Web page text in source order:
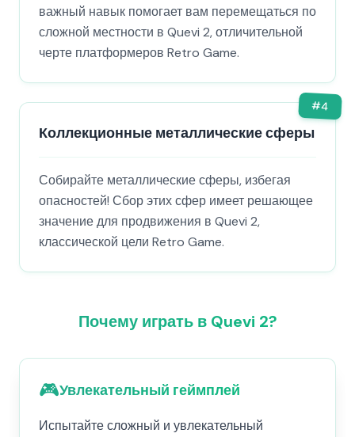
важный навык помогает вам перемещаться по
сложной местности в Quevi 2, отличительной
черте платформеров Retro Game.
#4
Коллекционные металлические сферы
Собирайте металлические сферы, избегая
опасностей! Сбор этих сфер имеет решающее
значение для продвижения в Quevi 2,
классической цели Retro Game.
Почему играть в Quevi 2?
🎮Увлекательный геймплей
Испытайте сложный и увлекательный